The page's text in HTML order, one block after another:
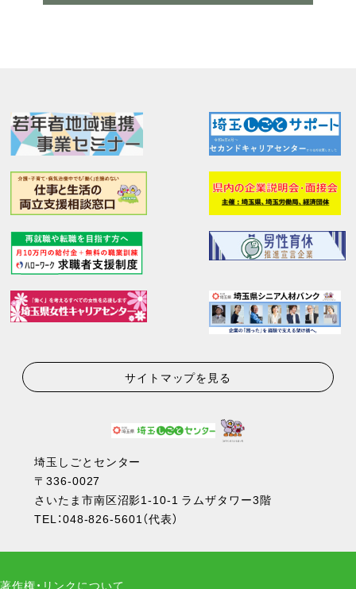
サイトマップを見る
埼玉しごとセンター
〒336-0027
さいたま市南区沼影1-10-1 ラムザタワー3階
TEL：048-826-5601（代表）
著作権・リンクについて